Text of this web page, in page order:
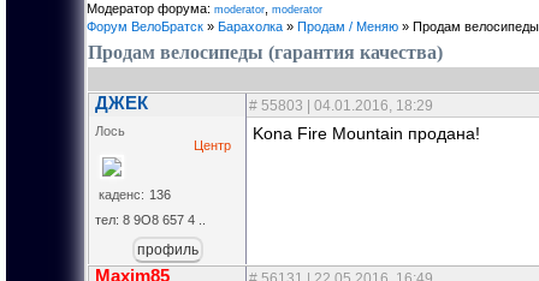
Модератор форума: moderator mоderator
Форум ВелоБратск » Барахолка » Продам / Меняю » Продам велосипеды
Продам велосипеды (гарантия качества)
ДЖЕК # 55803 | 04.01.2016, 18:29
Лось
Центр
каденс: 136
тел: 8 9О8 657 4 ..
Kona Fire Mountain продана!
профиль
Maxim85